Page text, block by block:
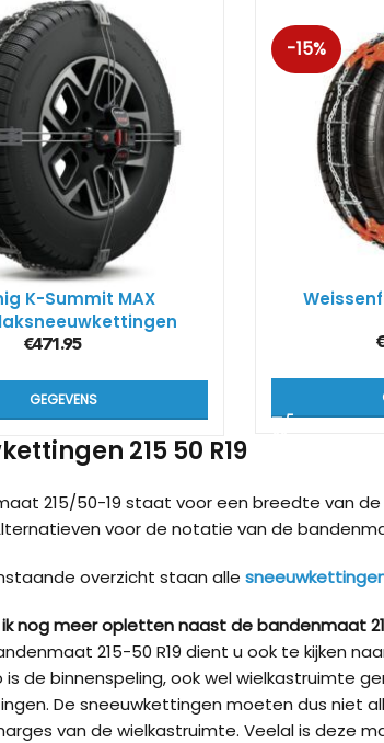
K-Summit MAX
€471.95
GEGEVENS
-15%
€
215 50 R19
215/50-19 staat voor een breedte van
voor de notatie van de
overzicht staan alle
nog meer opletten naast de bandenmaat
215-50 R19 dient u ook te kijken
de binnenspeling, ook wel wielkastruimte
De sneeuwkettingen moeten dus niet
van de wielkastruimte. Veelal is deze